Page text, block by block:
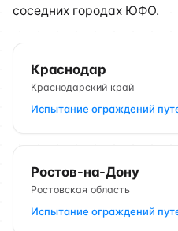
соседних городах ЮФО.
Краснодар
Краснодарский край
Испытание ограждений
Ростов-на-Дону
Ростовская область
Испытание ограждений